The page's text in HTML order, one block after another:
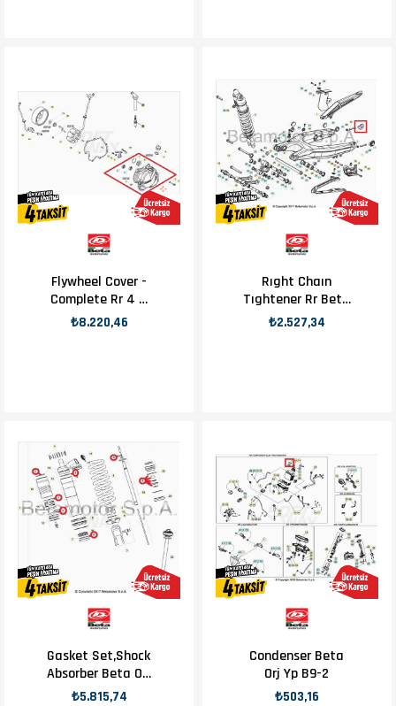
Flywheel Cover -
Complete Rr 4 T
Beta Orj Yp
₺8.220,46
Rıght Chaın
Tıghtener Rr Beta
Orj Yp B11-1
₺2.527,34
Gasket Set,Shock
Absorber Beta Orj
Yp B7-3
₺5.815,74
Condenser Beta
Orj Yp B9-2
₺503,16